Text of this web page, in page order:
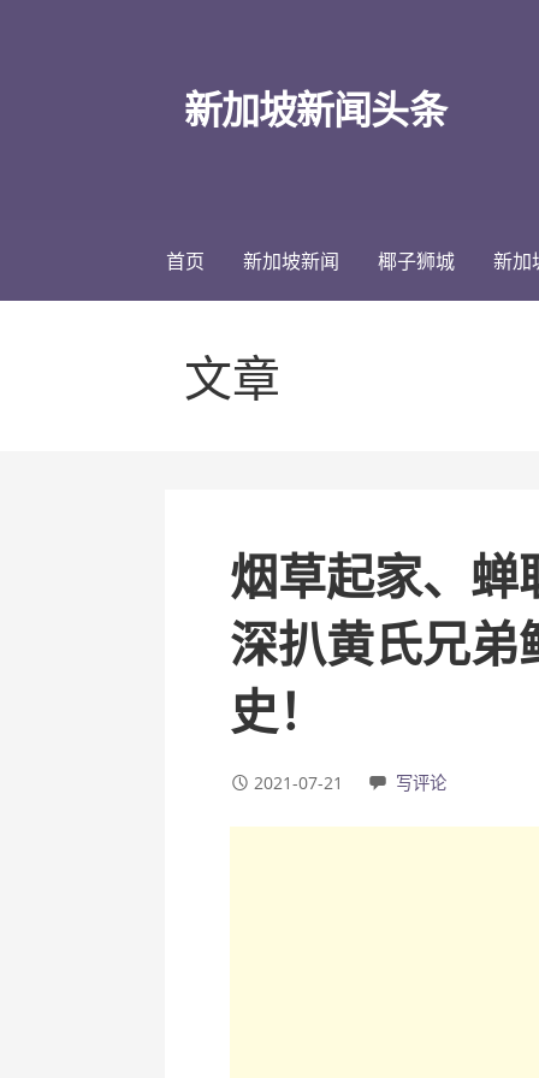
新加坡新闻头条
首页 新加坡新闻 椰子狮城 新加
文章
烟草起家、
深扒黄氏兄弟
史！
2021-07-21 写评论